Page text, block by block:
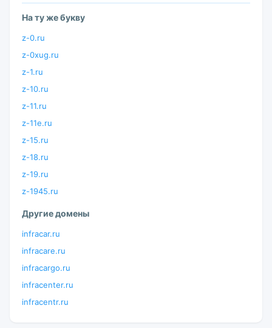
На ту же букву
z-0.ru
z-0xug.ru
z-1.ru
z-10.ru
z-11.ru
z-11e.ru
z-15.ru
z-18.ru
z-19.ru
z-1945.ru
Другие домены
infracar.ru
infracare.ru
infracargo.ru
infracenter.ru
infracentr.ru